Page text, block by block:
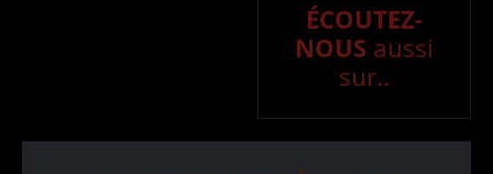
ÉCOUTEZ-
NOUS aussi
sur..